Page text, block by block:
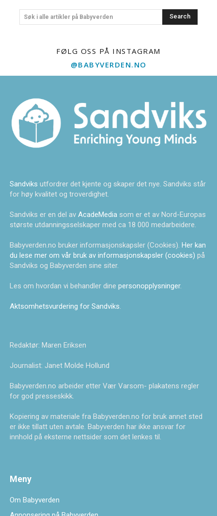
Søk i alle artikler på Babyverden Search
FØLG OSS PÅ INSTAGRAM
@BABYVERDEN.NO
Sandviks utfordrer det kjente og skaper det nye. Sandviks står
for høy kvalitet og troverdighet.
Sandviks er en del av AcadeMedia som er et av Nord-Europas
største utdanningsselskaper med ca 18 000 medarbeidere.
Babyverden.no bruker informasjonskapsler (Cookies). Her kan
du lese mer om vår bruk av informasjonskapsler (cookies) på
Sandviks og Babyverden sine siter.
Les om hvordan vi behandler dine personopplysninger.
Aktsomhetsvurdering for Sandviks.
Redaktør: Maren Eriksen
Journalist: Janet Molde Hollund
Babyverden.no arbeider etter Vær Varsom- plakatens regler
for god presseskikk.
Kopiering av materiale fra Babyverden.no for bruk annet sted
er ikke tillatt uten avtale. Babyverden har ikke ansvar for
innhold på eksterne nettsider som det lenkes til.
Meny
Om Babyverden